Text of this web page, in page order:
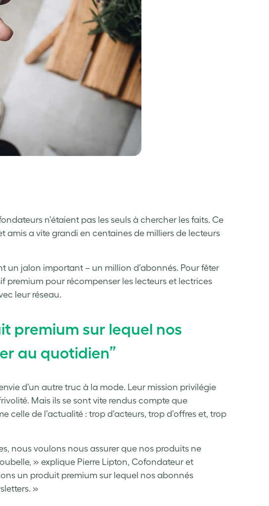
n’étaient pas les seuls à chercher les faits. Ce
amis a vite grandi en centaines de milliers de lecteurs
un jalon important – un million d’abonnés. Pour fêter
premium pour récompenser les lecteurs et lectrices
leur réseau.
premium sur lequel nos
au quotidien”
d’un autre truc à la mode. Leur mission privilégie
Mais ils se sont vite rendus compte que
de l’actualité : trop d’acteurs, trop d’offres et, trop
nous voulons nous assurer que nos produits ne
» explique Pierre Lipton, Cofondateur et
un produit premium sur lequel nos abonnés
»